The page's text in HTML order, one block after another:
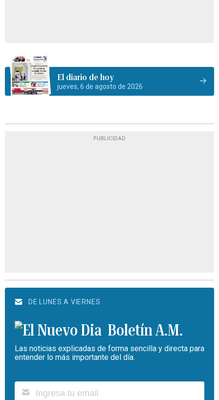
El diario de hoy
jueves, 6 de agosto de 2026
PUBLICIDAD
DE LUNES A VIERNES
Boletín A.M.
Las noticias explicadas de forma sencilla y directa para
entender lo más importante del día.